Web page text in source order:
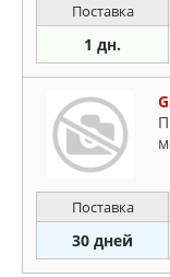
Поставка
1 дн.
Поставка
30 дней